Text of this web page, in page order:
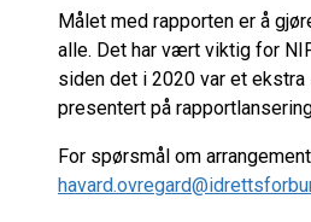
Målet med rapporten er å
alle. Det har vært viktig for
siden det i 2020 var et
presentert på
For spørsmål om